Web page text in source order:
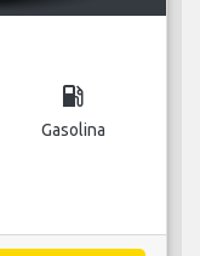
local_gas_station
Gasolina